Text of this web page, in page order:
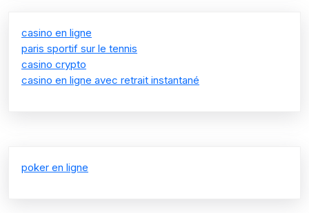
casino en ligne
paris sportif sur le tennis
casino crypto
casino en ligne avec retrait instantané
poker en ligne